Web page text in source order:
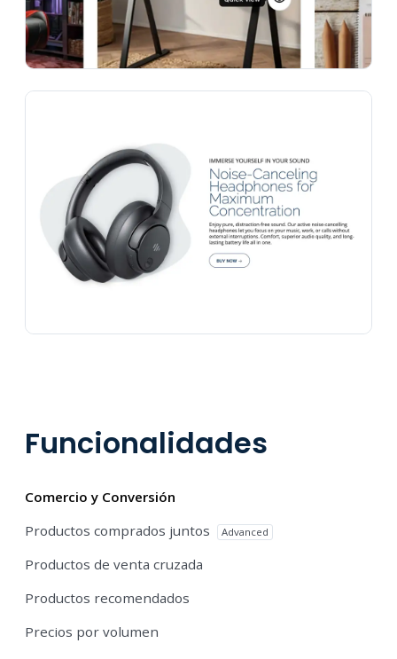
Funcionalidades
Comercio y Conversión
Productos comprados juntos
Advanced
Productos de venta cruzada
Productos recomendados
Precios por volumen